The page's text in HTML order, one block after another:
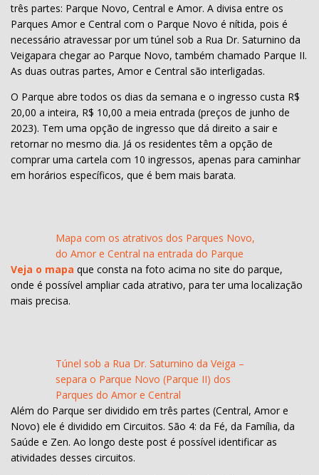
três partes: Parque Novo, Central e Amor. A divisa entre os
Parques Amor e Central com o Parque Novo é nítida, pois é
necessário atravessar por um túnel sob a Rua Dr. Saturnino da
Veigapara chegar ao Parque Novo, também chamado Parque II.
As duas outras partes, Amor e Central são interligadas.
O Parque abre todos os dias da semana e o ingresso custa R$
20,00 a inteira, R$ 10,00 a meia entrada (preços de junho de
2023). Tem uma opção de ingresso que dá direito a sair e
retornar no mesmo dia. Já os residentes têm a opção de
comprar uma cartela com 10 ingressos, apenas para caminhar
em horários específicos, que é bem mais barata.
Mapa com os atrativos dos Parques Novo,
do Amor e Central na entrada do Parque
Veja o mapa que consta na foto acima no site do parque,
onde é possível ampliar cada atrativo, para ter uma localização
mais precisa.
Túnel sob a Rua Dr. Saturnino da Veiga –
separa o Parque Novo (Parque II) dos
Parques do Amor e Central
Além do Parque ser dividido em três partes (Central, Amor e
Novo) ele é dividido em Circuitos. São 4: da Fé, da Família, da
Saúde e Zen. Ao longo deste post é possível identificar as
atividades desses circuitos.